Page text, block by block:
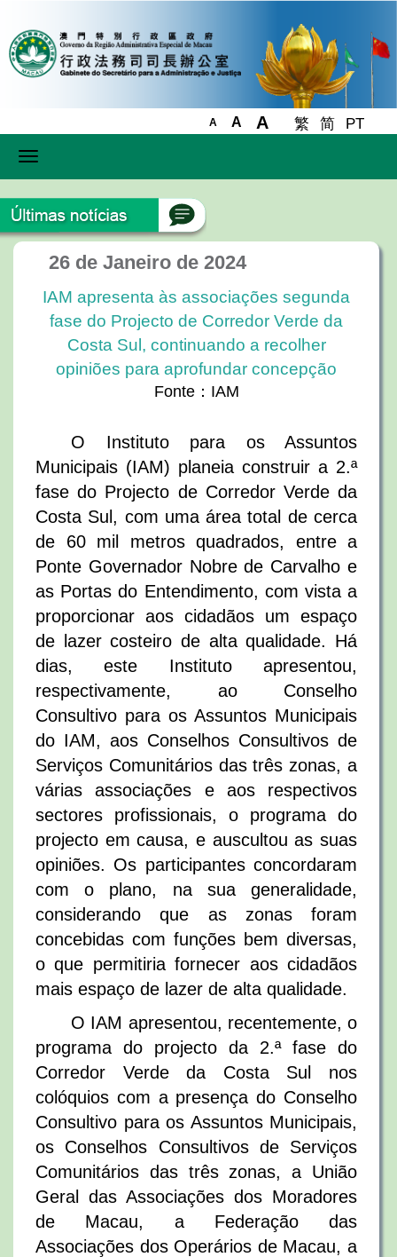
A A A 繁 简 PT
Toggle
navigation
26 de Janeiro de 2024
IAM apresenta às associações segunda
fase do Projecto de Corredor Verde da
Costa Sul, continuando a recolher
opiniões para aprofundar concepção
Fonte：IAM
O Instituto para os Assuntos
Municipais (IAM) planeia construir a 2.ª
fase do Projecto de Corredor Verde da
Costa Sul, com uma área total de cerca
de 60 mil metros quadrados, entre a
Ponte Governador Nobre de Carvalho e
as Portas do Entendimento, com vista a
proporcionar aos cidadãos um espaço
de lazer costeiro de alta qualidade. Há
dias, este Instituto apresentou,
respectivamente, ao Conselho
Consultivo para os Assuntos Municipais
do IAM, aos Conselhos Consultivos de
Serviços Comunitários das três zonas, a
várias associações e aos respectivos
sectores profissionais, o programa do
projecto em causa, e auscultou as suas
opiniões. Os participantes concordaram
com o plano, na sua generalidade,
considerando que as zonas foram
concebidas com funções bem diversas,
o que permitiria fornecer aos cidadãos
mais espaço de lazer de alta qualidade.
O IAM apresentou, recentemente, o
programa do projecto da 2.ª fase do
Corredor Verde da Costa Sul nos
colóquios com a presença do Conselho
Consultivo para os Assuntos Municipais,
os Conselhos Consultivos de Serviços
Comunitários das três zonas, a União
Geral das Associações dos Moradores
de Macau, a Federação das
Associações dos Operários de Macau, a